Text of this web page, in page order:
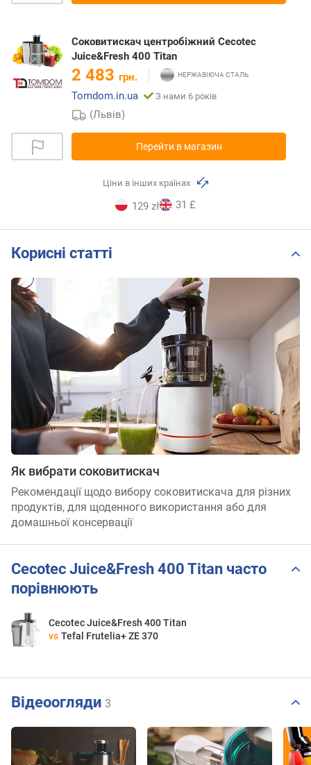
Соковитискач центробіжний Cecotec
Juice&Fresh 400 Titan
2 483 грн.
Tomdom.in.ua
З нами 6 років
(Львів)
Перейти в магазин
Ціни в інших країнах
129 zł 31 £
Корисні статті
Як вибрати соковитискач
Рекомендації щодо вибору соковитискача для різних
продуктів, для щоденного використання або для
домашньої консервації
Cecotec Juice&Fresh 400 Titan часто
порівнюють
Cecotec Juice&Fresh 400 Titan
vs Tefal Frutelia+ ZE 370
Відеоогляди 3